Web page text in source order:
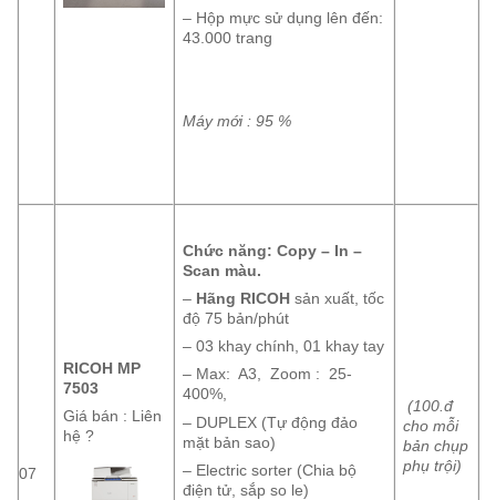
– Hộp mực sử dụng lên đến:
43.000 trang
Máy mới : 95 %
07
RICOH MP
7503
Giá bán : Liên
hệ ?
Chức năng: Copy – In –
Scan màu.
– Hãng RICOHsản xuất, tốc
độ 75 bản/phút
– 03 khay chính, 01 khay tay
– Max: A3, Zoom : 25-
400%,
– DUPLEX (Tự động đảo
mặt bản sao)
– Electric sorter (Chia bộ
điện tử, sắp so le)
(100.đ
cho mỗi
bản chụp
phụ trội)